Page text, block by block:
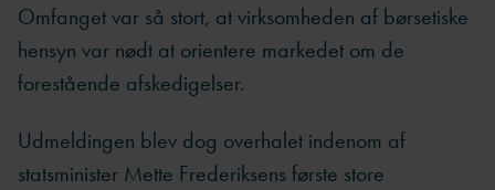
Omfanget var så stort, at virksomheden af børsetiske
hensyn var nødt at orientere markedet om de
forestående afskedigelser.
Udmeldingen blev dog overhalet indenom af
statsminister Mette Frederiksens første store